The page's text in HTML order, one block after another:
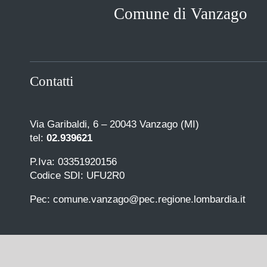
Comune di Vanzago
Contatti
Via Garibaldi, 6 – 20043 Vanzago (MI)
tel: 02.939621
P.Iva: 03351920156
Codice SDI: UFU2R0
Pec: comune.vanzago@pec.regione.lombardia.it